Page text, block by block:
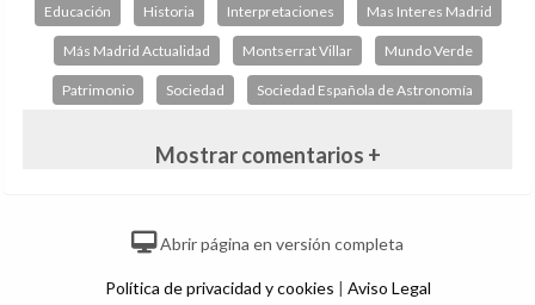
Educación Historia Interpretaciones Mas Interes Madrid
Más Madrid Actualidad Montserrat Villar Mundo Verde
Patrimonio Sociedad Sociedad Española de Astronomía
Mostrar comentarios +
Abrir página en versión completa
Política de privacidad y cookies | Aviso Legal